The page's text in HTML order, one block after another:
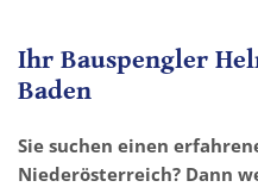
Ihr Bauspengler
Baden
Sie suchen einen
Niederösterreich? Dann